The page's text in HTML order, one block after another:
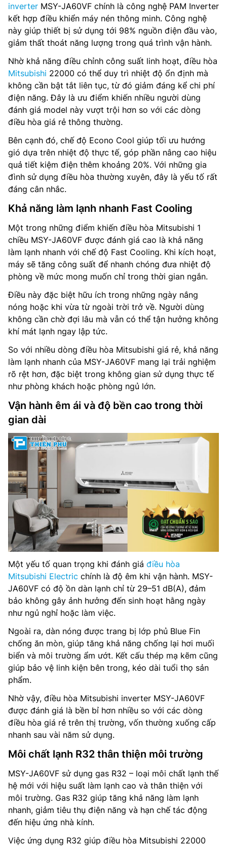
inverter MSY-JA60VF chính là công nghệ PAM Inverter
kết hợp điều khiển máy nén thông minh. Công nghệ
này giúp thiết bị sử dụng tới 98% nguồn điện đầu vào,
giảm thất thoát năng lượng trong quá trình vận hành.
Nhờ khả năng điều chỉnh công suất linh hoạt, điều hòa
Mitsubishi 22000 có thể duy trì nhiệt độ ổn định mà
không cần bật tắt liên tục, từ đó giảm đáng kể chi phí
điện năng. Đây là ưu điểm khiến nhiều người dùng
đánh giá model này vượt trội hơn so với các dòng
điều hòa giá rẻ thông thường.
Bên cạnh đó, chế độ Econo Cool giúp tối ưu hướng
gió dựa trên nhiệt độ thực tế, góp phần nâng cao hiệu
quả tiết kiệm điện thêm khoảng 20%. Với những gia
đình sử dụng điều hòa thường xuyên, đây là yếu tố rất
đáng cân nhắc.
Khả năng làm lạnh nhanh Fast Cooling
Một trong những điểm khiến điều hòa Mitsubishi 1
chiều MSY-JA60VF được đánh giá cao là khả năng
làm lạnh nhanh với chế độ Fast Cooling. Khi kích hoạt,
máy sẽ tăng công suất để nhanh chóng đưa nhiệt độ
phòng về mức mong muốn chỉ trong thời gian ngắn.
Điều này đặc biệt hữu ích trong những ngày nắng
nóng hoặc khi vừa từ ngoài trời trở về. Người dùng
không cần chờ đợi lâu mà vẫn có thể tận hưởng không
khí mát lạnh ngay lập tức.
So với nhiều dòng điều hòa Mitsubishi giá rẻ, khả năng
làm lạnh nhanh của MSY-JA60VF mang lại trải nghiệm
rõ rệt hơn, đặc biệt trong không gian sử dụng thực tế
như phòng khách hoặc phòng ngủ lớn.
Vận hành êm ái và độ bền cao trong thời
gian dài
Một yếu tố quan trọng khi đánh giá điều hòa
Mitsubishi Electric chính là độ êm khi vận hành. MSY-
JA60VF có độ ồn dàn lạnh chỉ từ 29–51 dB(A), đảm
bảo không gây ảnh hưởng đến sinh hoạt hằng ngày
như ngủ nghỉ hoặc làm việc.
Ngoài ra, dàn nóng được trang bị lớp phủ Blue Fin
chống ăn mòn, giúp tăng khả năng chống lại hơi muối
biển và môi trường ẩm ướt. Kết cấu thép mạ kẽm cũng
giúp bảo vệ linh kiện bên trong, kéo dài tuổi thọ sản
phẩm.
Nhờ vậy, điều hòa Mitsubishi inverter MSY-JA60VF
được đánh giá là bền bỉ hơn nhiều so với các dòng
điều hòa giá rẻ trên thị trường, vốn thường xuống cấp
nhanh sau vài năm sử dụng.
Môi chất lạnh R32 thân thiện môi trường
MSY-JA60VF sử dụng gas R32 – loại môi chất lạnh thế
hệ mới với hiệu suất làm lạnh cao và thân thiện với
môi trường. Gas R32 giúp tăng khả năng làm lạnh
nhanh, giảm tiêu thụ điện năng và hạn chế tác động
đến hiệu ứng nhà kính.
Việc ứng dụng R32 giúp điều hòa Mitsubishi 22000